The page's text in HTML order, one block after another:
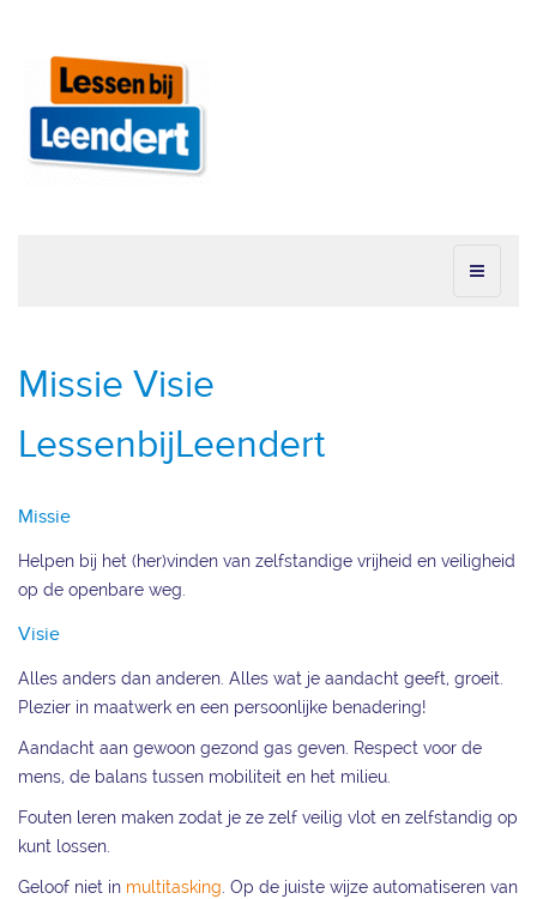
Missie Visie
LessenbijLeendert
Missie
Helpen bij het (her)vinden van zelfstandige vrijheid en veiligheid
op de openbare weg.
Visie
Alles anders dan anderen. Alles wat je aandacht geeft, groeit.
Plezier in maatwerk en een persoonlijke benadering!
Aandacht aan gewoon gezond gas geven. Respect voor de
mens, de balans tussen mobiliteit en het milieu.
Fouten leren maken zodat je ze zelf veilig vlot en zelfstandig op
kunt lossen.
Geloof niet in multitasking . Op de juiste wijze automatiseren van